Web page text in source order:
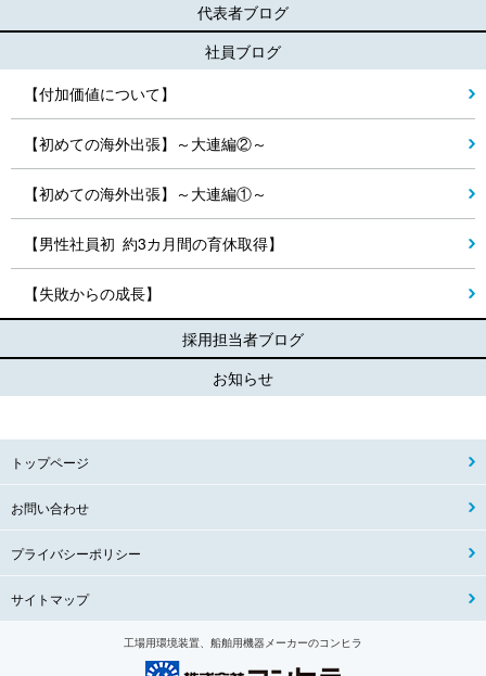
代表者ブログ
社員ブログ
【付加価値について】
【初めての海外出張】～大連編②～
【初めての海外出張】～大連編①～
【男性社員初 約3カ月間の育休取得】
【失敗からの成長】
採用担当者ブログ
お知らせ
トップページ
お問い合わせ
プライバシーポリシー
サイトマップ
工場用環境装置、船舶用機器メーカーのコンヒラ